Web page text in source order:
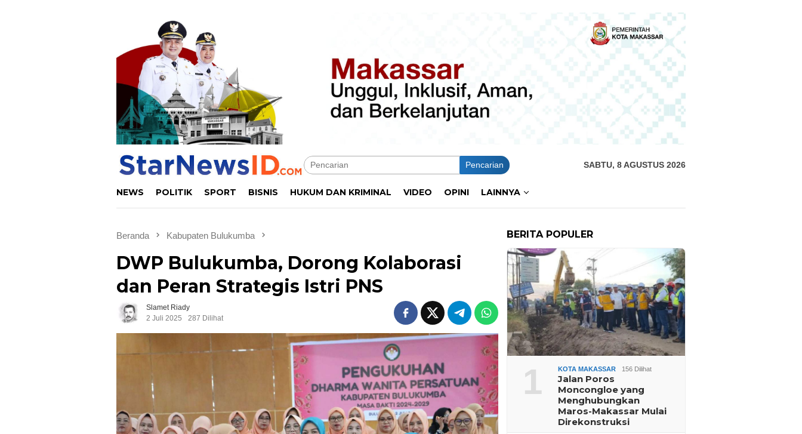
Pencarian SABTU, 8 AGUSTUS 2026
NEWS POLITIK SPORT BISNIS HUKUM DAN KRIMINAL VIDEO OPINI LAINNYA
Beranda Kabupaten Bulukumba
DWP Bulukumba, Dorong Kolaborasi
dan Peran Strategis Istri PNS
Slamet Riady
2 Juli 2025
287 Dilihat
BERITA POPULER
1 KOTA MAKASSAR 156 Dilihat
Jalan Poros
Moncongloe yang
Menghubungkan
Maros-Makassar Mulai
Direkonstruksi